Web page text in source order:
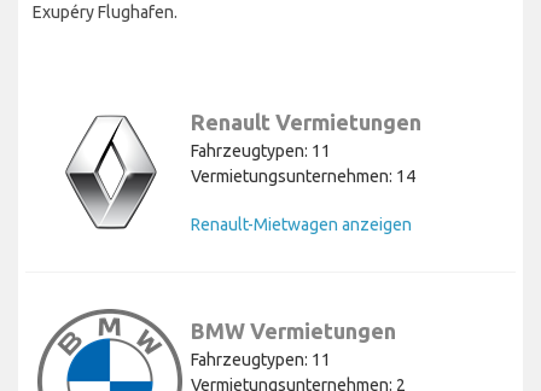
Exupéry Flughafen.
Renault Vermietungen
Fahrzeugtypen: 11
Vermietungsunternehmen: 14
Renault-Mietwagen anzeigen
BMW Vermietungen
Fahrzeugtypen: 11
Vermietungsunternehmen: 2